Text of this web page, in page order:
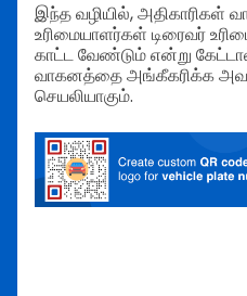
இந்த வழியில், அதிகாரிகள்
உரிமையாளர்கள் டிரைவர்
காட்ட வேண்டும் என்று
வாகனத்தை அங்கீகரிக்க
செயலியாகும்.